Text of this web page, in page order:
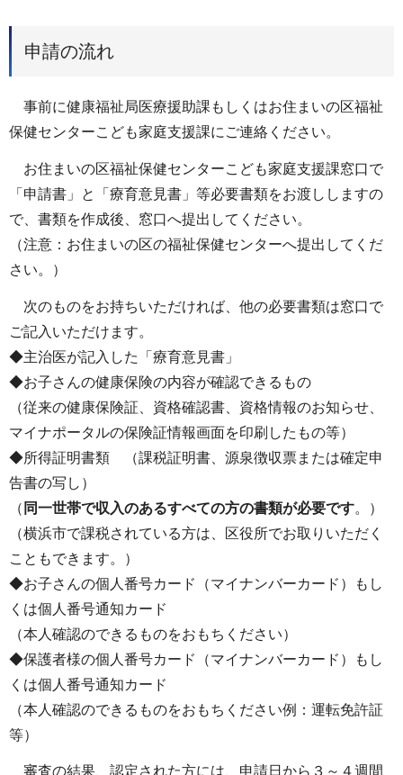
申請の流れ
事前に健康福祉局医療援助課もしくはお住まいの区福祉
保健センターこども家庭支援課にご連絡ください。
お住まいの区福祉保健センターこども家庭支援課窓口で
「申請書」と「療育意見書」等必要書類をお渡ししますの
で、書類を作成後、窓口へ提出してください。
（注意：お住まいの区の福祉保健センターへ提出してくだ
さい。）
次のものをお持ちいただければ、他の必要書類は窓口で
ご記入いただけます。
◆主治医が記入した「療育意見書」
◆お子さんの健康保険の内容が確認できるもの
（従来の健康保険証、資格確認書、資格情報のお知らせ、
マイナポータルの保険証情報画面を印刷したもの等）
◆所得証明書類 （課税証明書、源泉徴収票または確定申
告書の写し）
（ 同一世帯で収入のあるすべての方の書類が必要です。）
（横浜市で課税されている方は、区役所でお取りいただく
こともできます。）
◆お子さんの個人番号カード（マイナンバーカード）もし
くは個人番号通知カード
（本人確認のできるものをおもちください）
◆保護者様の個人番号カード（マイナンバーカード）もし
くは個人番号通知カード
（本人確認のできるものをおもちください例：運転免許証
等）
審査の結果、認定された方には、申請日から３～４週間